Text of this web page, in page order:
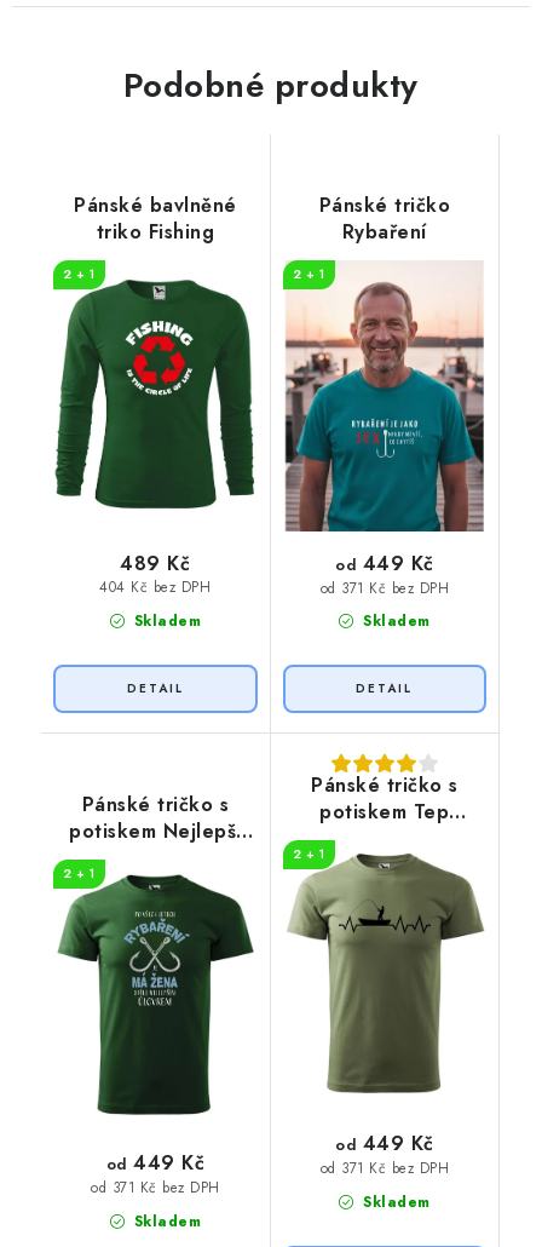
Podobné produkty
Pánské bavlněné
triko Fishing
2 + 1
Skladem
404 Kč bez DPH
489 Kč
Pánské tričko
Rybaření
2 + 1
Skladem
od 371 Kč bez DPH
od 449 Kč
Pánské tričko s
potiskem Nejlepší
2 + 1
Skladem
od 371 Kč bez DPH
od 449 Kč
Pánské tričko s
potiskem Tep
2 + 1
Skladem
od 371 Kč bez DPH
od 449 Kč